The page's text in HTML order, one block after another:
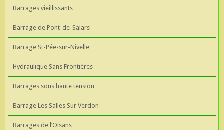
Barrages vieillissants
Barrage de Pont-de-Salars
Barrage St-Pée-sur-Nivelle
Hydraulique Sans Frontières
Barrages sous haute tension
Barrage Les Salles Sur Verdon
Barrages de l’Oisans